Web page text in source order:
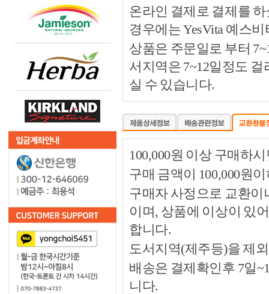
온라인 결제로 결제를
경우에는 YesVita 예스
상품은 주문일로 부터
서지역은 7~12일정도
실 수 있습니다.
100,000원 이상 구매하
구매 금액이 100,000원
구매자 사정으로 교환이
이며, 상품에 이상이 있
합니다.
도서지역(제주등)을 제
배송은 결제확인후 7일
니다.